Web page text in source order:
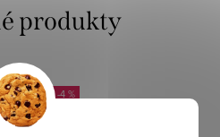
-4 %